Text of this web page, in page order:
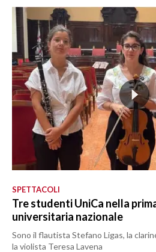
SPETTACOLI
Tre studenti UniCa nella
universitaria nazionale
Sono il flautista Stefano Ligas, la
la violista Teresa Lavena